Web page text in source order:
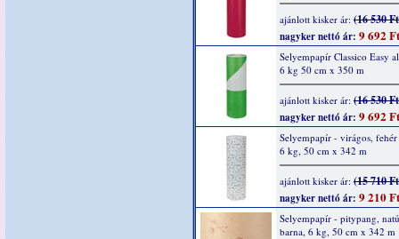
ajánlott kisker ár: (16 530
nagyker nettó ár: 9 692 Ft
Selyempapír Classico Easy
6 kg 50 cm x 350 m
ajánlott kisker ár: (16 530
nagyker nettó ár: 9 692 Ft
Selyempapír - virágos,
6 kg, 50 cm x 342 m
ajánlott kisker ár: (15 710
nagyker nettó ár: 9 210 Ft
Selyempapír - pitypang,
barna, 6 kg, 50 cm x 342 m